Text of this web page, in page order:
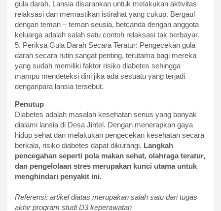
gula darah. Lansia disarankan untuk melakukan aktivitas
relaksasi dan memastikan istirahat yang cukup. Bergaul
dengan teman – teman seusia, betcanda dengan anggota
keluarga adalah salah satu contoh relaksasi tak berbayar.
5. Periksa Gula Darah Secara Teratur: Pengecekan gula
darah secara rutin sangat penting, terutama bagi mereka
yang sudah memiliki faktor risiko diabetes sehingga
mampu mendeteksi dini jika ada sesuatu yang terjadi
denganpara lansia tersebut.
Penutup
Diabetes adalah masalah kesehatan serius yang banyak
dialami lansia di Desa Jintel. Dengan menerapkan gaya
hidup sehat dan melakukan pengecekan kesehatan secara
berkala, risiko diabetes dapat dikurangi. Langkah
pencegahan seperti pola makan sehat, olahraga teratur,
dan pengelolaan stres merupakan kunci utama untuk
menghindari penyakit ini.
Referensi: artikel diatas merupakan salah satu dari tugas
akhir program studi D3 keperawatan